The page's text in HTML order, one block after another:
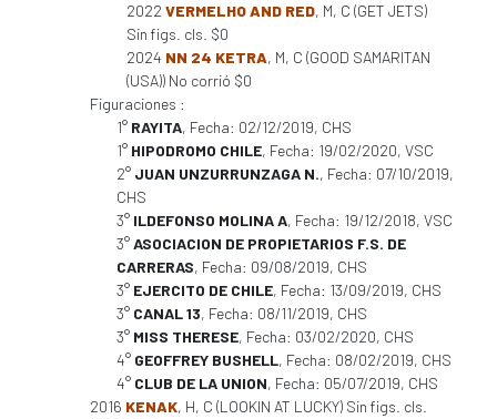
2022 VERMELHO AND RED, M, C (GET JETS)
Sin figs. cls. $0
2024 NN 24 KETRA, M, C (GOOD SAMARITAN
(USA)) No corrió $0
Figuraciones :
1° RAYITA, Fecha: 02/12/2019, CHS
1° HIPODROMO CHILE, Fecha: 19/02/2020, VSC
2° JUAN UNZURRUNZAGA N., Fecha: 07/10/2019,
CHS
3° ILDEFONSO MOLINA A, Fecha: 19/12/2018, VSC
3°ASOCIACION DE PROPIETARIOS F.S. DE
CARRERAS, Fecha: 09/08/2019, CHS
3° EJERCITO DE CHILE, Fecha: 13/09/2019, CHS
3° CANAL 13, Fecha: 08/11/2019, CHS
3° MISS THERESE, Fecha: 03/02/2020, CHS
4° GEOFFREY BUSHELL, Fecha: 08/02/2019, CHS
4° CLUB DE LA UNION, Fecha: 05/07/2019, CHS
2016 KENAK, H, C (LOOKIN AT LUCKY) Sin figs. cls.